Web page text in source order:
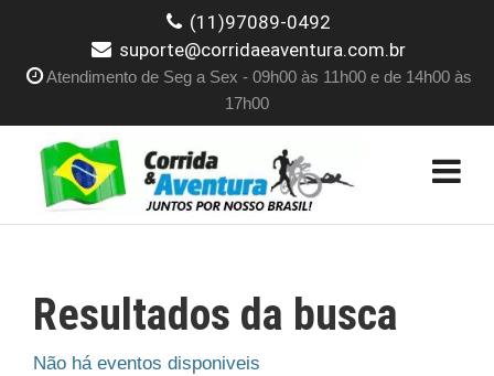
(11)97089-0492
suporte@corridaeaventura.com.br
Atendimento de Seg a Sex - 09h00 às 11h00 e de 14h00 às
17h00
Resultados da busca
Não há eventos disponiveis